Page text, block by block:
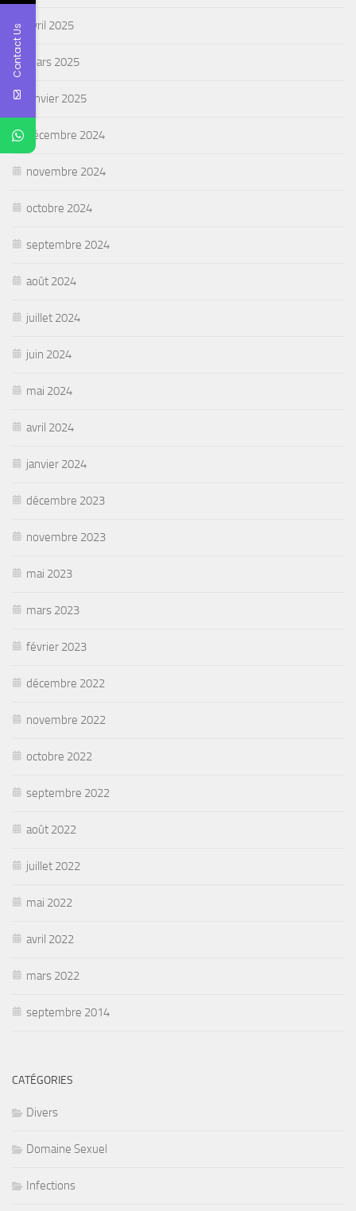
avril 2025
mars 2025
janvier 2025
décembre 2024
novembre 2024
octobre 2024
septembre 2024
août 2024
juillet 2024
juin 2024
mai 2024
avril 2024
janvier 2024
décembre 2023
novembre 2023
mai 2023
mars 2023
février 2023
décembre 2022
novembre 2022
octobre 2022
septembre 2022
août 2022
juillet 2022
mai 2022
avril 2022
mars 2022
septembre 2014
CATÉGORIES
Divers
Domaine Sexuel
Infections
Contact Us